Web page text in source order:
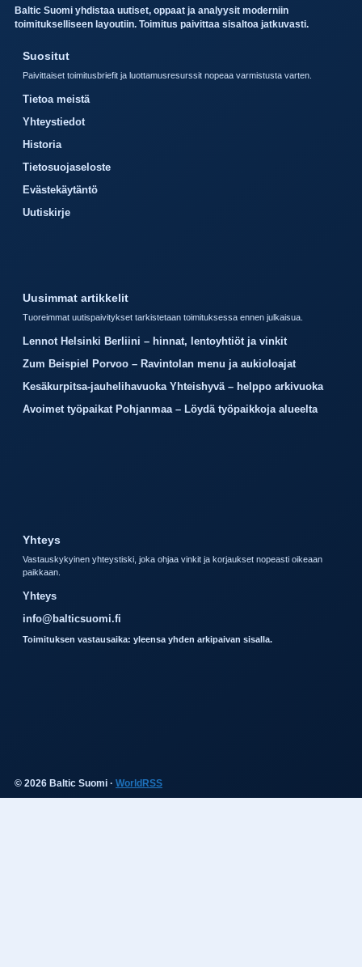
Baltic Suomi yhdistaa uutiset, oppaat ja analyysit moderniin
toimitukselliseen layoutiin. Toimitus paivittaa sisaltoa jatkuvasti.
Suositut
Paivittaiset toimitusbriefit ja luottamusresurssit nopeaa varmistusta varten.
Tietoa meistä
Yhteystiedot
Historia
Tietosuojaseloste
Evästekäytäntö
Uutiskirje
Uusimmat artikkelit
Tuoreimmat uutispaivitykset tarkistetaan toimituksessa ennen julkaisua.
Lennot Helsinki Berliini – hinnat, lentoyhtiöt ja vinkit
Zum Beispiel Porvoo – Ravintolan menu ja aukioloajat
Kesäkurpitsa-jauhelihavuoka Yhteishyvä – helppo arkivuoka
Avoimet työpaikat Pohjanmaa – Löydä työpaikkoja alueelta
Yhteys
Vastauskykyinen yhteystiski, joka ohjaa vinkit ja korjaukset nopeasti oikeaan
paikkaan.
Yhteys
info@balticsuomi.fi
Toimituksen vastausaika: yleensa yhden arkipaivan sisalla.
© 2026 Baltic Suomi · WorldRSS